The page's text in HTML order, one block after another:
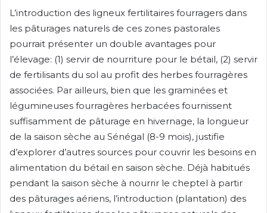
L’introduction des ligneux fertilitaires fourragers dans
les pâturages naturels de ces zones pastorales
pourrait présenter un double avantages pour
l’élevage: (1) servir de nourriture pour le bétail, (2) servir
de fertilisants du sol au profit des herbes fourragères
associées. Par ailleurs, bien que les graminées et
légumineuses fourragères herbacées fournissent
suffisamment de pâturage en hivernage, la longueur
de la saison sèche au Sénégal (8-9 mois), justifie
d’explorer d’autres sources pour couvrir les besoins en
alimentation du bétail en saison sèche. Déjà habitués
pendant la saison sèche à nourrir le cheptel à partir
des pâturages aériens, l’introduction (plantation) des